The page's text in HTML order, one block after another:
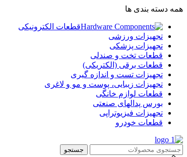
همه دسته بندی ها
قطعات الکترونیکی
تجهیزات ورزشی
تجهیزات پزشکی
قطعات تخت و صندلی
قطعات برقی (الکتریکی)
تجهیزات تست و اندازه گیری
تجهیزات زیبایی، پوست و مو و لاغری
قطعات لوازم خانگی
بورس پدالهای صنعتی
تجهیزات فیزیوتراپی
قطعات خودرو
جستجو